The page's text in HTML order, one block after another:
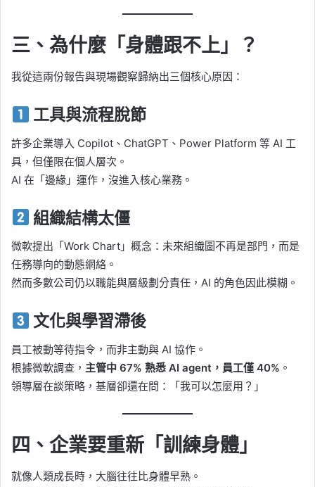
三、為什麼「身體跟不上」？
我從這兩份報告與現場觀察歸納出三個核心原因：
工具與流程脫節
許多企業導入 Copilot、ChatGPT、Power Platform 等 AI 工
具，但僅限在個人層次。
AI 在「邊緣」運作，沒進入核心業務。
組織結構太僵
微軟提出「Work Chart」概念：未來組織圖不再是部門，而是
任務導向的動態網絡。
然而多數公司仍以職能與層級劃分責任，AI 的角色因此模糊。
文化與學習滯後
員工被動等待指令，而非主動與 AI 協作。
根據微軟調查， 主管中 67% 熟悉 AI agent，員工僅 40% 。
領導層在談策略，基層卻還在問：「我可以怎麼用？」
四、企業要重新「訓練身體」
就像人類成長時，大腦往往比身體早熟。